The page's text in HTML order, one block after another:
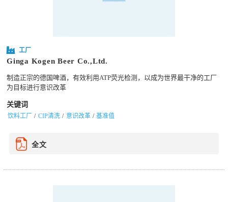
工厂
Ginga Kogen Beer Co.,Ltd.
制造正宗的德国啤酒，有效利用ATP荧光检测，以成为世界最干净的工厂
为目标进行意识改革
关键词
饮料工厂 CIP清洗 意识改革 基准值
全文